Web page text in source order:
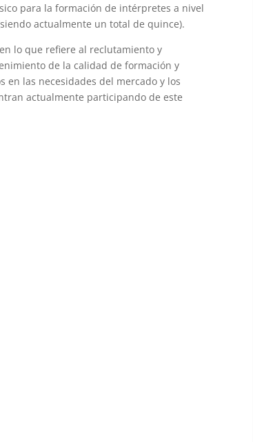
para la formación de intérpretes a nivel
actualmente un total de quince).
lo que refiere al reclutamiento y
de la calidad de formación y
las necesidades del mercado y los
actualmente participando de este